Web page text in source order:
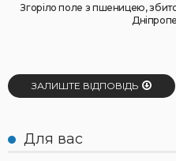
Згоріло поле з пшеницею,
ЗАЛИШТЕ ВІДПОВІДЬ
Для вас